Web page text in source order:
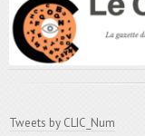
Tweets by CLIC_Num